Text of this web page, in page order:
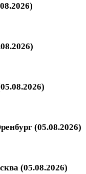
(05.08.2026)
(05.08.2026)